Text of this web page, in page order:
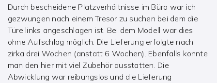
Durch bescheidene Platzverhältnisse im Büro war ich
gezwungen nach einem Tresor zu suchen bei dem die
Türe links angeschlagen ist. Bei dem Modell war dies
ohne Aufschlag möglich. Die Lieferung erfolgte nach
zirka drei Wochen (anstatt 6 Wochen). Ebenfalls konnte
man den hier mit viel Zubehör ausstatten. Die
Abwicklung war reibungslos und die Lieferung